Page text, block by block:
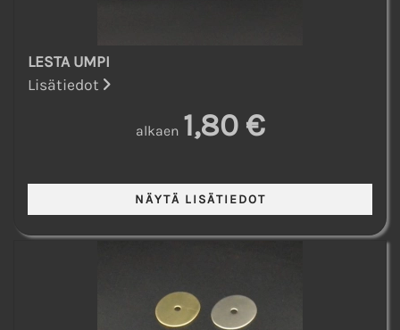
LESTA UMPI
Lisätiedot
alkaen 1,80 €